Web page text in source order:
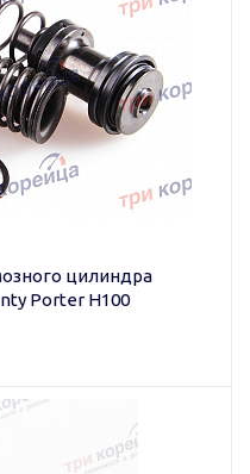
цилиндра
Porter H100